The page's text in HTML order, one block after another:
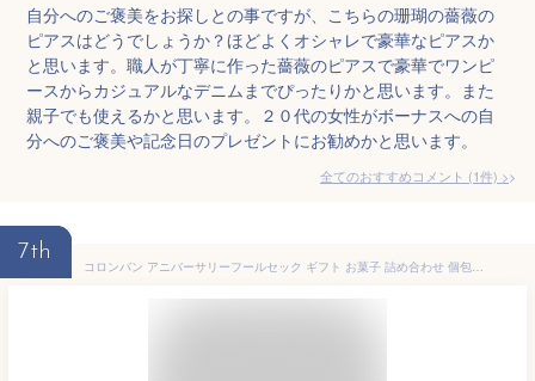
自分へのご褒美をお探しとの事ですが、こちらの珊瑚の薔薇の
ピアスはどうでしょうか？ほどよくオシャレで豪華なピアスか
と思います。職人が丁寧に作った薔薇のピアスで豪華でワンピ
ースからカジュアルなデニムまでぴったりかと思います。また
親子でも使えるかと思います。２０代の女性がボーナスへの自
分へのご褒美や記念日のプレゼントにお勧めかと思います。
全てのおすすめコメント (1件) >
7th
コロンバン アニバーサリーフールセック ギフト お菓子 詰め合わせ 個包装 デザイン缶 贅沢 褒美 クッキー 19枚入り